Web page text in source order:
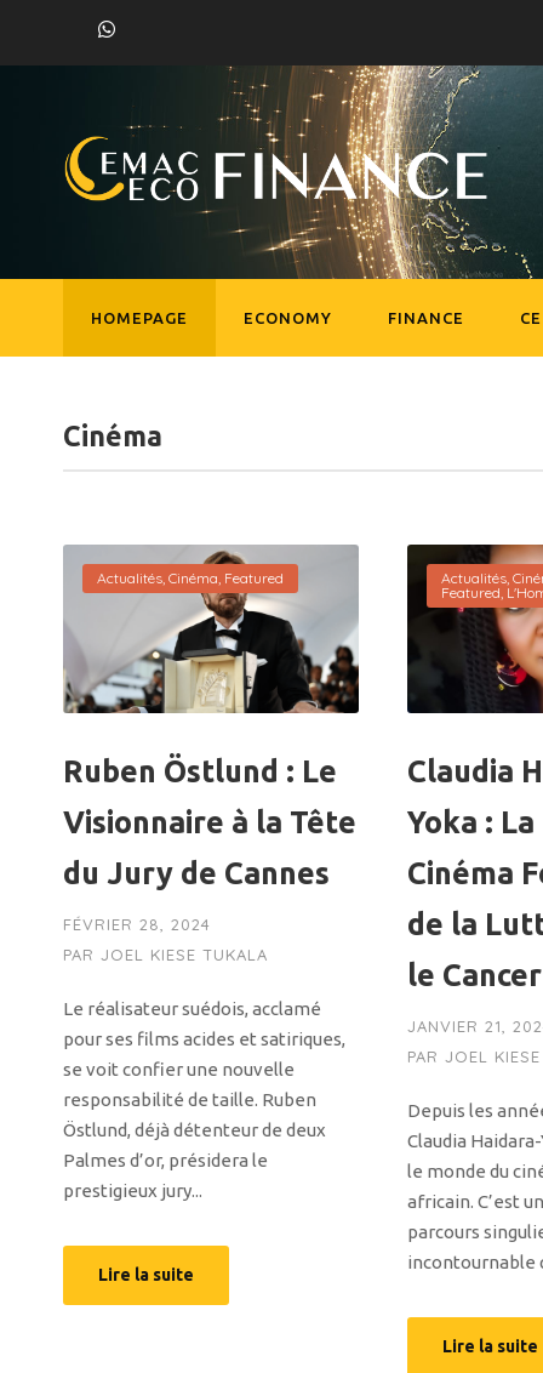
HOMEPAGE ECONOMY FINANCE
Cinéma
Actualités Cinéma Featured
Ruben Östlund : Le
Visionnaire à la Tête
du Jury de Cannes
FÉVRIER 28, 2024
PAR JOEL KIESE TUKALA
Le réalisateur suédois, acclamé
pour ses films acides et satiriques,
se voit confier une nouvelle
responsabilité de taille. Ruben
Östlund, déjà détenteur de deux
Palmes d’or, présidera le
prestigieux jury...
Lire la suite
Actualités
Featured
Claudia
Yoka :
Cinéma
de la
le
JANVIER 21,
PAR JOEL
Depuis les
Claudia
le monde du
africain. C’est
parcours
incontournable
Lire la suite